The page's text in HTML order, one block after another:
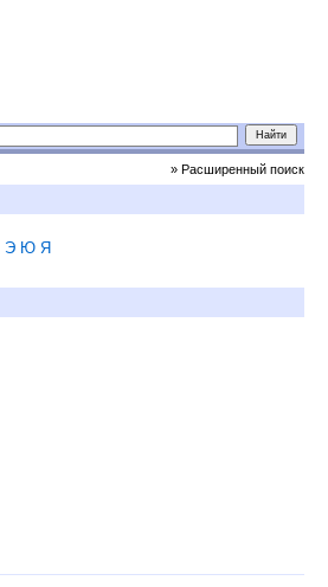
» Расширенный поиск
Э Ю Я